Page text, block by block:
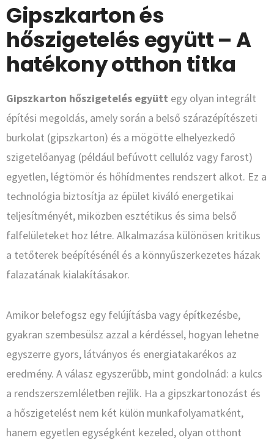
Gipszkarton és
hőszigetelés együtt – A
hatékony otthon titka
Gipszkarton hőszigetelés együtt egy olyan integrált
építési megoldás, amely során a belső szárazépítészeti
burkolat (gipszkarton) és a mögötte elhelyezkedő
szigetelőanyag (például befúvott cellulóz vagy farost)
egyetlen, légtömör és hőhídmentes rendszert alkot. Ez a
technológia biztosítja az épület kiváló energetikai
teljesítményét, miközben esztétikus és sima belső
falfelületeket hoz létre. Alkalmazása különösen kritikus
a tetőterek beépítésénél és a könnyűszerkezetes házak
falazatának kialakításakor.
Amikor belefogsz egy felújításba vagy építkezésbe,
gyakran szembesülsz azzal a kérdéssel, hogyan lehetne
egyszerre gyors, látványos és energiatakarékos az
eredmény. A válasz egyszerűbb, mint gondolnád: a kulcs
a rendszerszemléletben rejlik. Ha a gipszkartonozást és
a hőszigetelést nem két külön munkafolyamatként,
hanem egyetlen egységként kezeled, olyan otthont